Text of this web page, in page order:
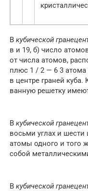
В кубической
в и 19, б) число
от числа атомов,
плюс 1 / 2 — 6 3
в центре граней куба.
ванную решетку
В кубической
восьми углах и шести
атомы одного и того
собой
В кубической